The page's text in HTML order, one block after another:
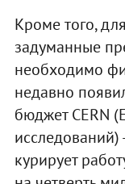
Кроме того,
задуманные
необходимо
недавно
бюджет CERN
исследований)
курирует